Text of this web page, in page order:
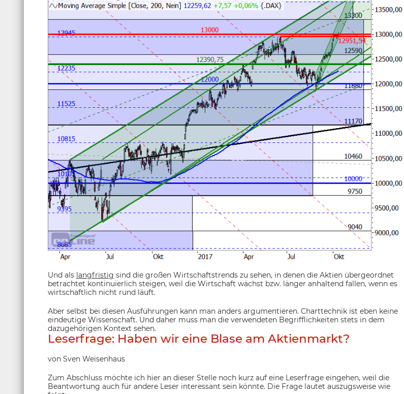
Und als langfristig sind die großen Wirtschaftstrends zu sehen, in denen die Aktien übergeordnet
betrachtet kontinuierlich steigen, weil die Wirtschaft wächst bzw. länger anhaltend fallen, wenn es
wirtschaftlich nicht rund läuft.
Aber selbst bei diesen Ausführungen kann man anders argumentieren. Charttechnik ist eben keine
eindeutige Wissenschaft. Und daher muss man die verwendeten Begrifflichkeiten stets in dem
dazugehörigen Kontext sehen.
Leserfrage: Haben wir eine Blase am Aktienmarkt?
von Sven Weisenhaus
Zum Abschluss möchte ich hier an dieser Stelle noch kurz auf eine Leserfrage eingehen, weil die
Beantwortung auch für andere Leser interessant sein könnte. Die Frage lautet auszugsweise wie